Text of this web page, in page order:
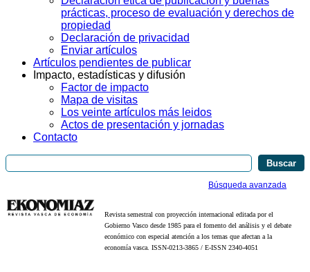
prácticas, proceso de evaluación y derechos de
propiedad
Declaración de privacidad
Enviar artículos
Artículos pendientes de publicar
Impacto, estadísticas y difusión
Factor de impacto
Mapa de visitas
Los veinte artículos más leidos
Actos de presentación y jornadas
Contacto
Búsqueda avanzada
Revista semestral con proyección internacional editada por el
Gobierno Vasco desde 1985 para el fomento del análisis y el debate
económico con especial atención a los temas que afectan a la
economía vasca. ISSN-0213-3865 / E-ISSN 2340-4051